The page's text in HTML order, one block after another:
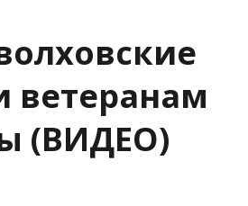
ветеранам
(ВИДЕО)